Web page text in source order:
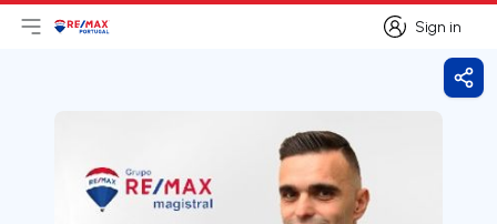
Sign in
Sign in
Open main menu
LogoGo to homepage